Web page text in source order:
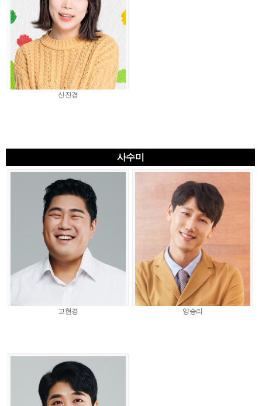
신진경
사수미
고현경 양승리